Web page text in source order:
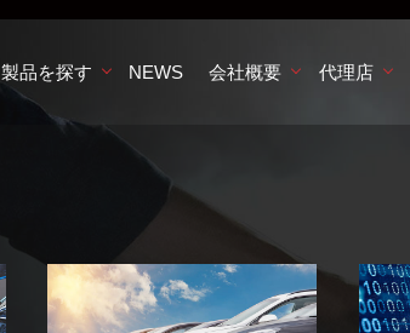
製品を探す NEWS 会社概要 代理店